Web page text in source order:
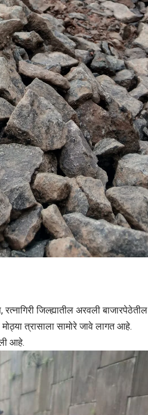
जिल्ह्यातील अरवली बाजारपेठेतील
त्रासाला सामोरे जावे लागत आहे.
आहे.